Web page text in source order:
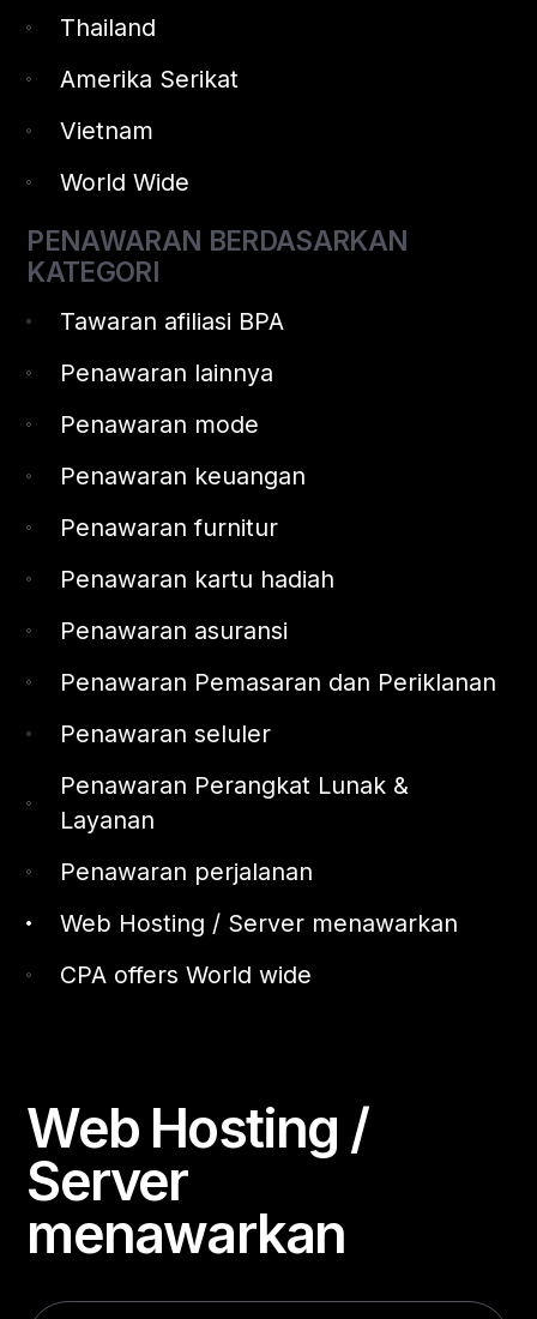
Thailand
Amerika Serikat
Vietnam
World Wide
PENAWARAN BERDASARKAN
KATEGORI
Tawaran afiliasi BPA
Penawaran lainnya
Penawaran mode
Penawaran keuangan
Penawaran furnitur
Penawaran kartu hadiah
Penawaran asuransi
Penawaran Pemasaran dan Periklanan
Penawaran seluler
Penawaran Perangkat Lunak &
Layanan
Penawaran perjalanan
Web Hosting / Server menawarkan
CPA offers World wide
Web Hosting /
Server
menawarkan